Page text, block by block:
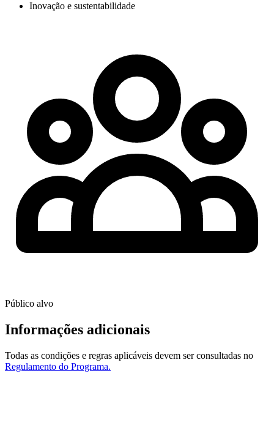
Inovação e sustentabilidade
Público alvo
Informações adicionais
Todas as condições e regras aplicáveis devem ser consultadas no
Regulamento do Programa.